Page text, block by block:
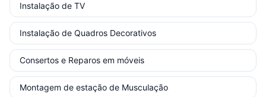
Instalação de TV
Instalação de Quadros Decorativos
Consertos e Reparos em móveis
Montagem de estação de Musculação